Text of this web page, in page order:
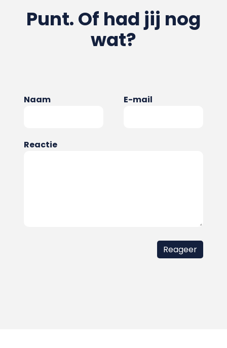
Punt. Of had jij nog
wat?
Naam E-mail
Reactie